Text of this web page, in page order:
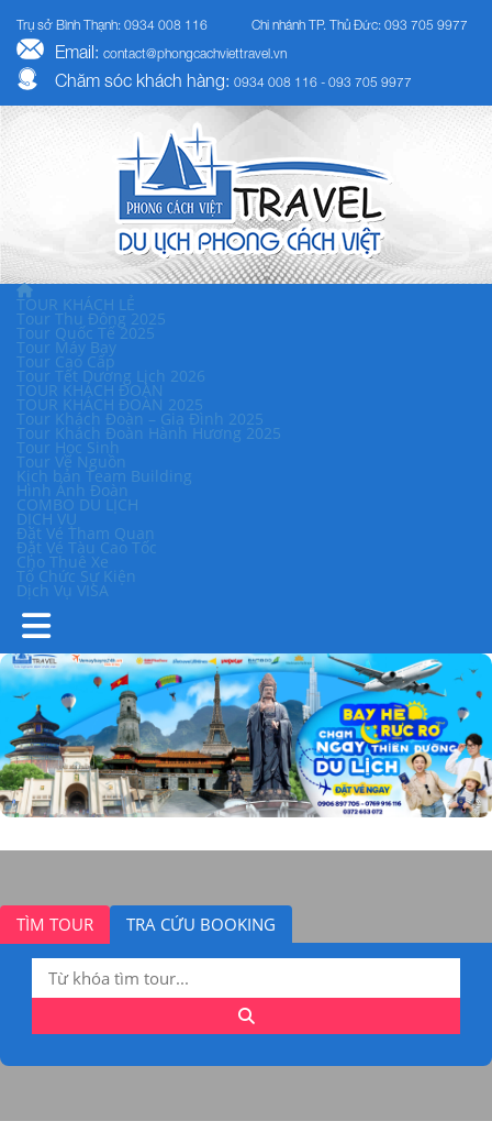
Trụ sở Bình Thạnh: 0934 008 116 Chi nhánh TP. Thủ Đức: 093 705 9977
Email: contact@phongcachviettravel.vn
Chăm sóc khách hàng: 0934 008 116 - 093 705 9977
TOUR KHÁCH LẺ
Tour Thu Đông 2025
Tour Quốc Tế 2025
Tour Máy Bay
Tour Cao Cấp
Tour Tết Dương Lịch 2026
TOUR KHÁCH ĐOÀN
TOUR KHÁCH ĐOÀN 2025
Tour Khách Đoàn – Gia Đình 2025
Tour Khách Đoàn Hành Hương 2025
Tour Học Sinh
Tour Về Nguồn
Kịch bản Team Building
Hình Ảnh Đoàn
COMBO DU LỊCH
DỊCH VỤ
Đặt Vé Tham Quan
Đặt Vé Tàu Cao Tốc
Cho Thuê Xe
Tổ Chức Sự Kiện
Dịch Vụ VISA
TÌM TOUR TRA CỨU BOOKING